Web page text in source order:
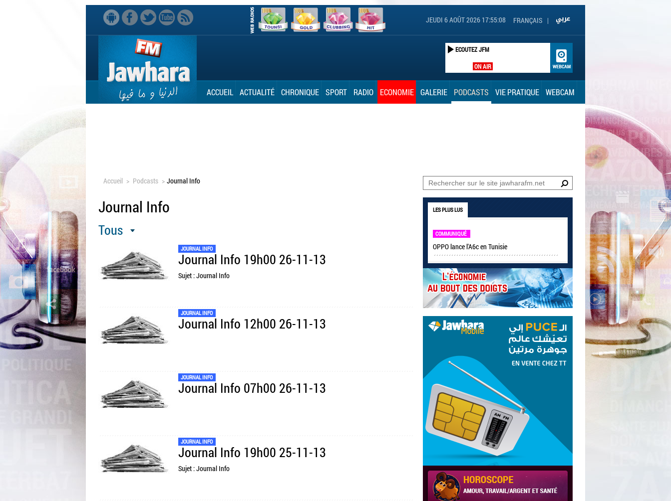
FRANÇAIS |
JEUDI 6 AOÛT 2026 17:55:09
ON AIR
ECOUTEZ JFM
ACCUEIL ACTUALITÉ CHRONIQUE SPORT RADIO ECONOMIE GALERIE PODCASTS VIE PRATIQUE WEBCAM
Accueil > Podcasts > Journal Info
Journal Info
Tous
JOURNAL INFO
Journal Info 19h00 26-11-13
Sujet : Journal Info
JOURNAL INFO
Journal Info 12h00 26-11-13
JOURNAL INFO
Journal Info 07h00 26-11-13
JOURNAL INFO
Journal Info 19h00 25-11-13
Sujet : Journal Info
LES PLUS LUS
COMMUNIQUÉ
OPPO lance l'A6c en Tunisie